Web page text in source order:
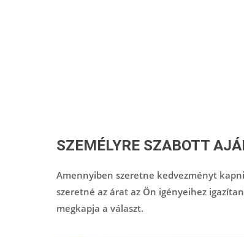
SZEMÉLYRE SZABOTT
Amennyiben szeretne kedvezményt
szeretné az árat az Ön igényeihez
megkapja a választ.